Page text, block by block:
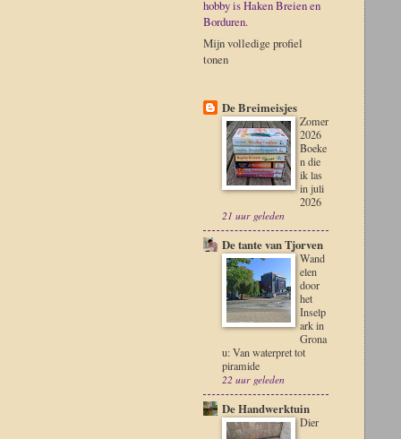
hobby is Haken Breien en
Borduren.
Mijn volledige profiel
tonen
De Breimeisjes
Zomer
2026
Boeke
n die
ik las
in juli
2026
21 uur geleden
De tante van Tjorven
Wand
elen
door
het
Inselp
ark in
Grona
u: Van waterpret tot
piramide
22 uur geleden
De Handwerktuin
Dier